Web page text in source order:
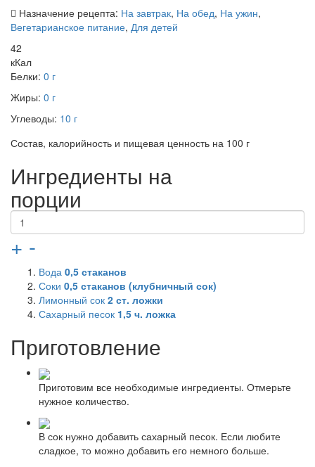
Назначение рецепта: На завтрак, На обед, На ужин,
Вегетарианское питание, Для детей
42
кКал
Белки: 0 г
Жиры: 0 г
Углеводы: 10 г
Состав, калорийность и пищевая ценность на 100 г
Ингредиенты на
порции
+ -
Вода 0,5 стаканов
Соки 0,5 стаканов (клубничный сок)
Лимонный сок 2 ст. ложки
Сахарный песок 1,5 ч. ложка
Приготовление
Приготовим все необходимые ингредиенты. Отмерьте
нужное количество.
В сок нужно добавить сахарный песок. Если любите
сладкое, то можно добавить его немного больше.